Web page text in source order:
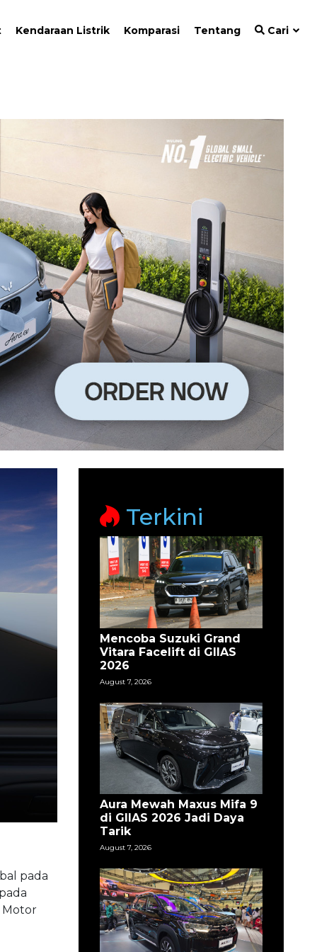
Kendaraan Listrik Komparasi Tentang Cari
pada
Motor
Terkini
Mencoba Suzuki Grand
Vitara Facelift di GIIAS
2026
August 7, 2026
Aura Mewah Maxus Mifa 9
di GIIAS 2026 Jadi Daya
Tarik
August 7, 2026